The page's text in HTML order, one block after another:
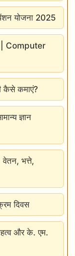
योजना 2025
Computer
कैसे कमाएं?
ज्ञान
भत्ते,
दिवस
और के. एम.